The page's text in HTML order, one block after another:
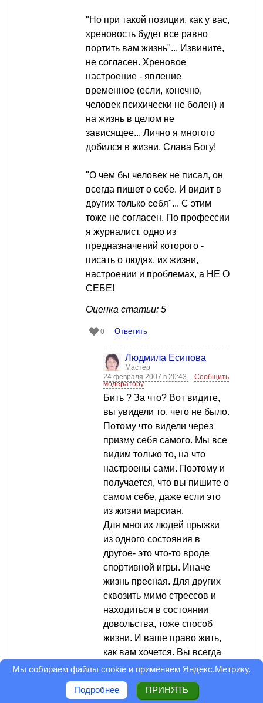
"Но при такой позиции. как у вас,
хреновость будет все равно
портить вам жизнь"... Извините,
не согласен. Хреновое
настроение - явление
временное (если, конечно,
человек психически не болен) и
на жизнь в целом не
зависящее... Лично я многого
добился в жизни. Слава Богу!
"О чем бы человек не писал, он
всегда пишет о себе. И видит в
других только себя"... С этим
тоже не согласен. По профессии
я журналист, одно из
предназначений которого -
писать о людях, их жизни,
настроении и проблемах, а НЕ О
СЕБЕ!
Оценка статьи: 5
0 Ответить
Людмила Есипова
Мастер
24 февраля 2007 в 20:43
Сообщить
модератору
Бить ? За что? Вот видите,
вы увидели то. чего не было.
Потому что видели через
призму себя самого. Мы все
видим только то, на что
настроены сами. Поэтому и
получается, что вы пишите о
самом себе, даже если это
из жизни марсиан.
Для многих людей прыжки
из одного состояния в
другое- это что-то вроде
спортивной игры. Иначе
жизнь пресная. Для других
сквозить мимо стрессов и
находиться в состоянии
довольства, тоже способ
жизни. И ваше право жить,
как вам хочется. Вы всегда
найдете и соратников и
оппонентов. Это нормально.
Мы собираем файлы cookie и применяем Яндекс.Метрику.
Подробнее ПРИНЯТЬ